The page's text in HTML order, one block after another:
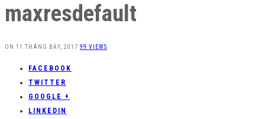
maxresdefault
ON 11 THÁNG BẢY, 2017 99 VIEWS
FACEBOOK
TWITTER
GOOGLE +
LINKEDIN